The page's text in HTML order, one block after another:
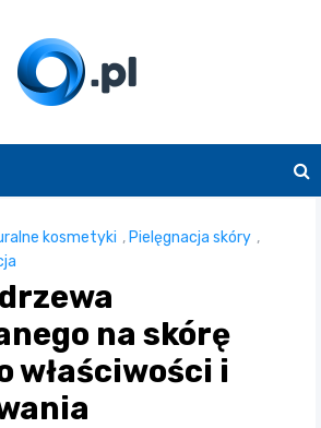
O.pl
kosmetyki , Pielęgnacja skóry ,
na skórę
właściwości i